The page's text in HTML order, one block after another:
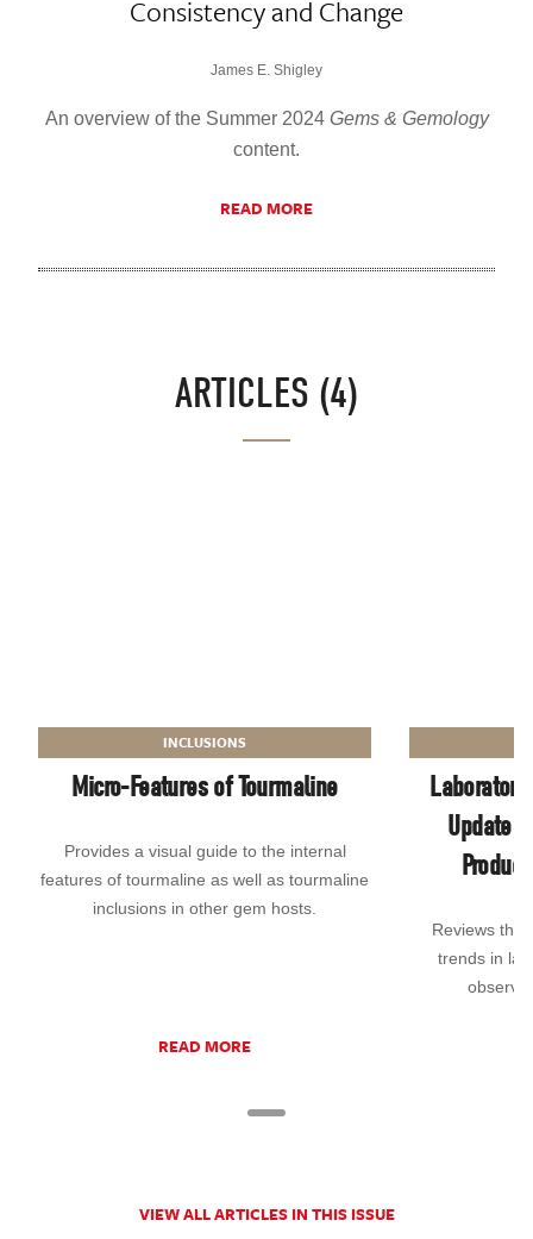
Consistency and Change
James E. Shigley
An overview of the Summer 2024 Gems & Gemology
content.
READ MORE
ARTICLES (4)
INCLUSIONS
Micro-Features of Tourmaline
Provides a visual guide to the internal
features of tourmaline as well as tourmaline
inclusions in other gem hosts.
READ MORE
Update
Reviews the
trends in
VIEW ALL ARTICLES IN THIS ISSUE